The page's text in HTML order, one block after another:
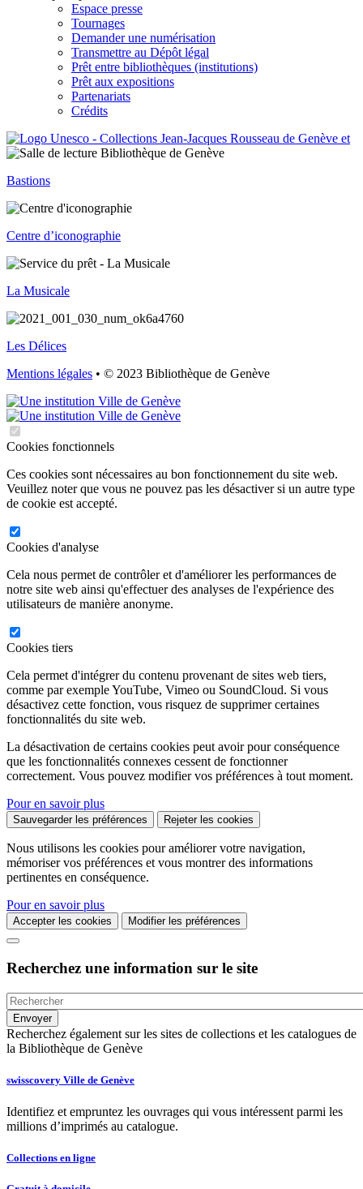
Espace presse
Tournages
Demander une numérisation
Transmettre au Dépôt légal
Prêt entre bibliothèques (institutions)
Prêt aux expositions
Partenariats
Crédits
Bastions
Centre d’iconographie
La Musicale
Les Délices
Mentions légales • © 2023 Bibliothèque de Genève
Cookies fonctionnels
Ces cookies sont nécessaires au bon fonctionnement du site web.
Veuillez noter que vous ne pouvez pas les désactiver si un autre type
de cookie est accepté.
Cookies d'analyse
Cela nous permet de contrôler et d'améliorer les performances de
notre site web ainsi qu'effectuer des analyses de l'expérience des
utilisateurs de manière anonyme.
Cookies tiers
Cela permet d'intégrer du contenu provenant de sites web tiers,
comme par exemple YouTube, Vimeo ou SoundCloud. Si vous
désactivez cette fonction, vous risquez de supprimer certaines
fonctionnalités du site web.
La désactivation de certains cookies peut avoir pour conséquence
que les fonctionnalités connexes cessent de fonctionner
correctement. Vous pouvez modifier vos préférences à tout moment.
Pour en savoir plus
Sauvegarder les préférences Rejeter les cookies
Nous utilisons les cookies pour améliorer votre navigation,
mémoriser vos préférences et vous montrer des informations
pertinentes en conséquence.
Pour en savoir plus
Accepter les cookies Modifier les préférences
Recherchez une information sur le site
Recherchez également sur les sites de collections et les catalogues de
la Bibliothèque de Genève
swisscovery Ville de Genève
Identifiez et empruntez les ouvrages qui vous intéressent parmi les
millions d’imprimés au catalogue.
Collections en ligne